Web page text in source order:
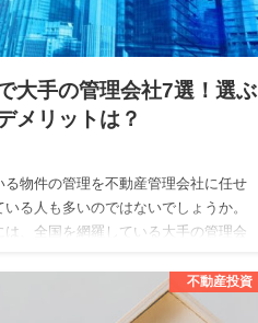
大手の管理会社7選！選ぶ
メリットは？
る物件の管理を不動産管理会社に任せ
る人も多いのではないでしょうか。
は、全国を網羅している大手の管理会
不動産投資